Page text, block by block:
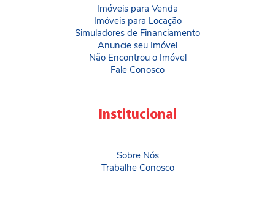
Imóveis para Venda
Imóveis para Locação
Simuladores de Financiamento
Anuncie seu Imóvel
Não Encontrou o Imóvel
Fale Conosco
Institucional
Sobre Nós
Trabalhe Conosco